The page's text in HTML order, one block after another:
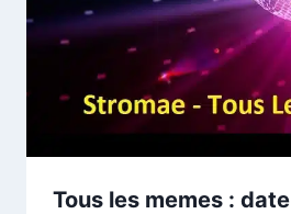
Tous les memes :